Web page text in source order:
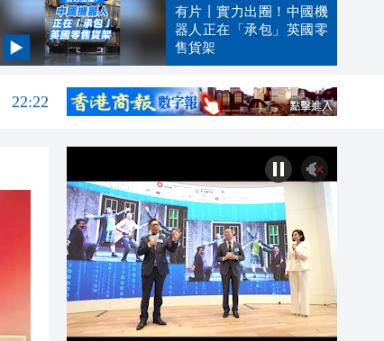
有片丨實力出圈！中國機
器人正在「承包」英國零
售貨架
22:46
22:22